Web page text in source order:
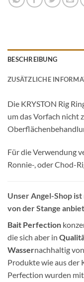
BESCHREIBUNG
ZUSÄTZLICHE
Die KRYSTON Rig
um das Vorfach nicht
Für die Verwendung
Ronnie-, oder Chod-
Unser Angel-Shop
von der Stange
Bait Perfection
die sich aber in
Wassernachhaltig
Produkte wie aus der
Perfection wurden